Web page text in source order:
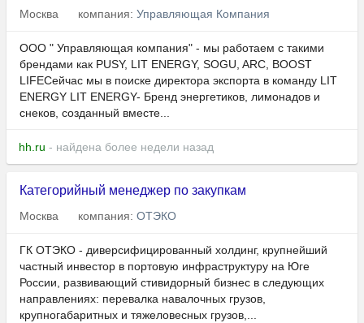
Москва компания: Управляющая Компания
ООО " Управляющая компания" - мы работаем с такими
брендами как PUSY, LIT ENERGY, SOGU, ARC, BOOST
LIFEСейчас мы в поиске директора экспорта в команду LIT
ENERGY LIT ENERGY- Бренд энергетиков, лимонадов и
снеков, созданный вместе...
hh.ru - найдена более недели назад
Категорийный менеджер по закупкам
Москва компания: ОТЭКО
ГК ОТЭКО - диверсифицированный холдинг, крупнейший
частный инвестор в портовую инфраструктуру на Юге
России, развивающий стивидорный бизнес в следующих
направлениях: перевалка навалочных грузов,
крупногабаритных и тяжеловесных грузов,...